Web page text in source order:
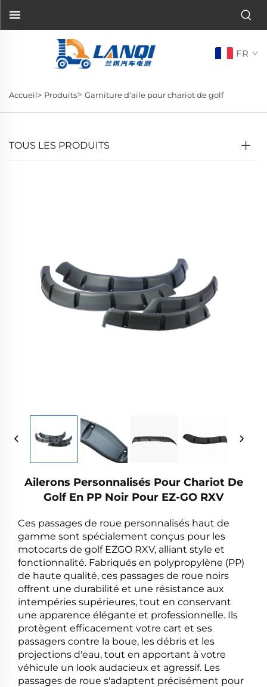
FR
Accueil> Produits> Garniture d'aile pour chariot de golf
TOUS LES PRODUITS
Ailerons Personnalisés Pour Chariot De
Golf En PP Noir Pour EZ-GO RXV
Ces passages de roue personnalisés haut de
gamme sont spécialement conçus pour les
motocarts de golf EZGO RXV, alliant style et
fonctionnalité. Fabriqués en polypropylène (PP)
de haute qualité, ces passages de roue noirs
offrent une durabilité et une résistance aux
intempéries supérieures, tout en conservant
une apparence élégante et professionnelle. Ils
protègent efficacement votre cart et ses
passagers contre la boue, les débris et les
projections d'eau, tout en apportant à votre
véhicule un look audacieux et agressif. Les
passages de roue s'adaptent précisément pour